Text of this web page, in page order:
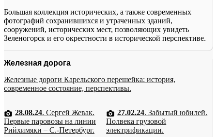
Большая коллекция исторических, а также современных
фотографий сохранившихся и утраченных зданий,
сооружений, исторических мест, позволяющих увидеть
Зеленогорск и его окрестности в исторической перспективе.
Железная дорога
Железные дороги Карельского перешейка: история,
современное состояние, перспективы.
28.08.24. Сергей Жевак.
Первые паровозы на линии
Рийхимяки – С.-Петербург.
27.02.24. Забытый юбилей.
Полвека грузовой
электрификации.